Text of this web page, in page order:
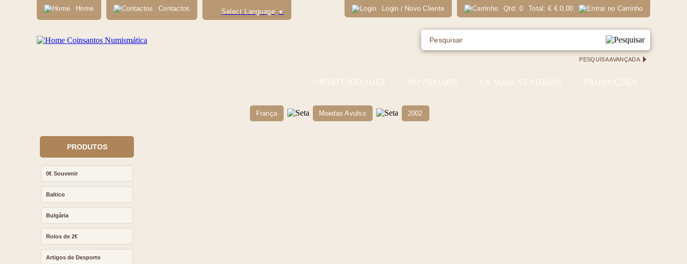
Home Contactos Select Language ▼ Login / Novo Cliente Qtd: 0 Total: € € 0,00
PESQUISA AVANÇADA
OPORTUNIDADES NOVIDADES OS MAIS VENDIDOS PROMOÇÕES
França Moedas Avulso 2002
PRODUTOS
0€ Souvenir
Baltico
Bulgária
Rolos de 2€
Artigos de Desporto